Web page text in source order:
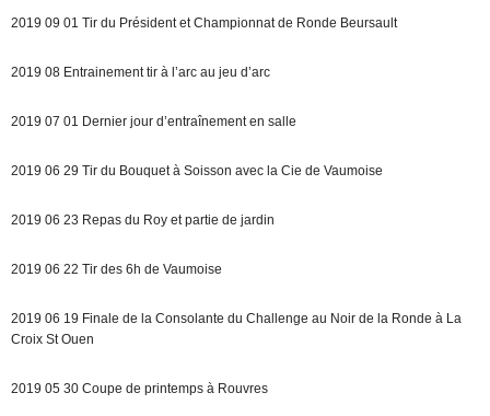
2019 09 01 Tir du Président et Championnat de Ronde Beursault
2019 08 Entrainement tir à l’arc au jeu d’arc
2019 07 01 Dernier jour d’entraînement en salle
2019 06 29 Tir du Bouquet à Soisson avec la Cie de Vaumoise
2019 06 23 Repas du Roy et partie de jardin
2019 06 22 Tir des 6h de Vaumoise
2019 06 19 Finale de la Consolante du Challenge au Noir de la Ronde à La
Croix St Ouen
2019 05 30 Coupe de printemps à Rouvres